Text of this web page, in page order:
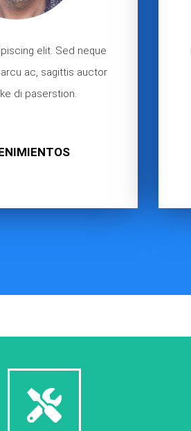
elit. Sed neque
ac, sagittis auctor
di paserstion.
Click Here